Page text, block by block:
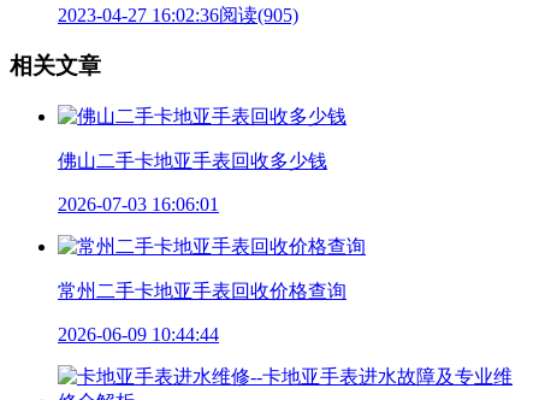
2023-04-27 16:02:36阅读(905)
相关文章
佛山二手卡地亚手表回收多少钱
2026-07-03 16:06:01
常州二手卡地亚手表回收价格查询
2026-06-09 10:44:44